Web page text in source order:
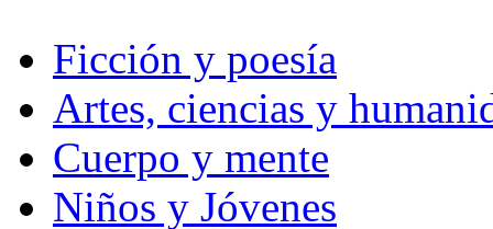
Ficción y poesía
Artes, ciencias y
Cuerpo y mente
Niños y Jóvenes